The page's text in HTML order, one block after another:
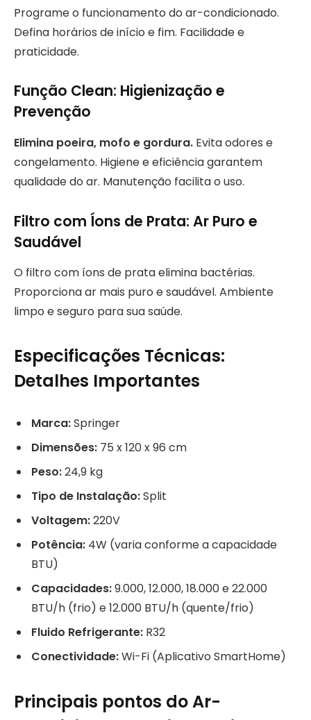
Programe o funcionamento do ar-condicionado.
Defina horários de início e fim. Facilidade e
praticidade.
Função Clean: Higienização e
Prevenção
Elimina poeira, mofo e gordura. Evita odores e
congelamento. Higiene e eficiência garantem
qualidade do ar. Manutenção facilita o uso.
Filtro com Íons de Prata: Ar Puro e
Saudável
O filtro com íons de prata elimina bactérias.
Proporciona ar mais puro e saudável. Ambiente
limpo e seguro para sua saúde.
Especificações Técnicas:
Detalhes Importantes
Marca:Springer
Dimensões: 75 x 120 x 96 cm
Peso:24,9 kg
Tipo de Instalação:Split
Voltagem:220V
Potência: 4W (varia conforme a capacidade
BTU)
Capacidades:9.000, 12.000, 18.000 e 22.000
BTU/h (frio) e 12.000 BTU/h (quente/frio)
Fluido Refrigerante: R32
Conectividade:Wi-Fi (Aplicativo SmartHome)
Principais pontos do Ar-